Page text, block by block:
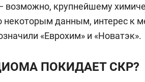
возможно, крупнейшему
некоторым данным, интерес к
«Еврохим» и «Новатэк».
ПОКИДАЕТ СКР?